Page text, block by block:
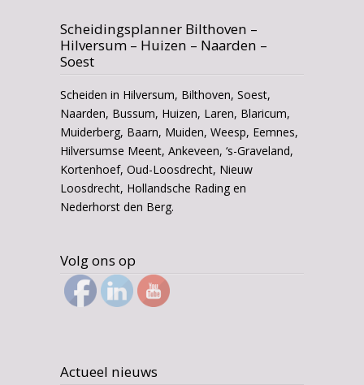
Scheidingsplanner Bilthoven –
Hilversum – Huizen – Naarden –
Soest
Scheiden in Hilversum, Bilthoven, Soest,
Naarden, Bussum, Huizen, Laren, Blaricum,
Muiderberg, Baarn, Muiden, Weesp, Eemnes,
Hilversumse Meent, Ankeveen, ‘s-Graveland,
Kortenhoef, Oud-Loosdrecht, Nieuw
Loosdrecht, Hollandsche Rading en
Nederhorst den Berg.
Volg ons op
Actueel nieuws